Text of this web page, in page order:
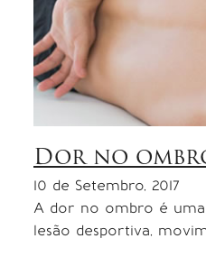
Dor no
10 de Setembro, 2017
A dor no ombro é uma
lesão desportiva,